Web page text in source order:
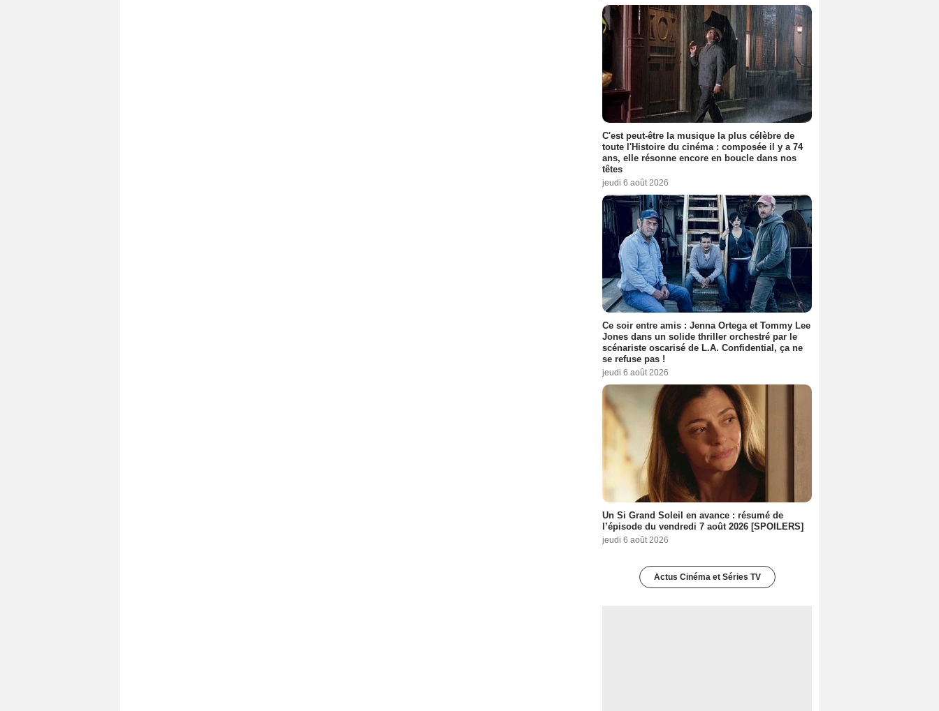
C'est peut-être la musique la plus célèbre de
toute l'Histoire du cinéma : composée il y a 74
ans, elle résonne encore en boucle dans nos
têtes
jeudi 6 août 2026
Ce soir entre amis : Jenna Ortega et Tommy Lee
Jones dans un solide thriller orchestré par le
scénariste oscarisé de L.A. Confidential, ça ne
se refuse pas !
jeudi 6 août 2026
Un Si Grand Soleil en avance : résumé de
l’épisode du vendredi 7 août 2026 [SPOILERS]
jeudi 6 août 2026
Actus Cinéma et Séries TV